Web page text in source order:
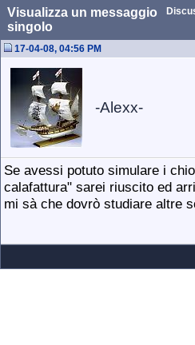
Visualizza un messaggio
singolo
17-04-08, 04:56 PM
-Alexx-
Se avessi potuto simulare i
calafattura" sarei riuscito ed
mi sà che dovrò studiare altre